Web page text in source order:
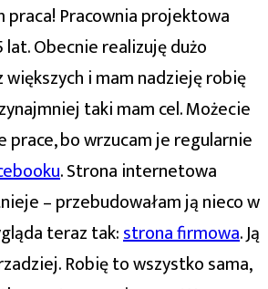
praca! Pracownia projektowa
lat. Obecnie realizuję dużo
i mam nadzieję robię
taki mam cel. Możecie
prace, bo wrzucam je regularnie
. Strona internetowa
– przebudowałam ją nieco w
teraz tak:strona firmowa. Ją
Robię to wszystko sama,